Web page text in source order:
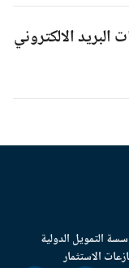
الالكتروني
الدولية
الاستثمار